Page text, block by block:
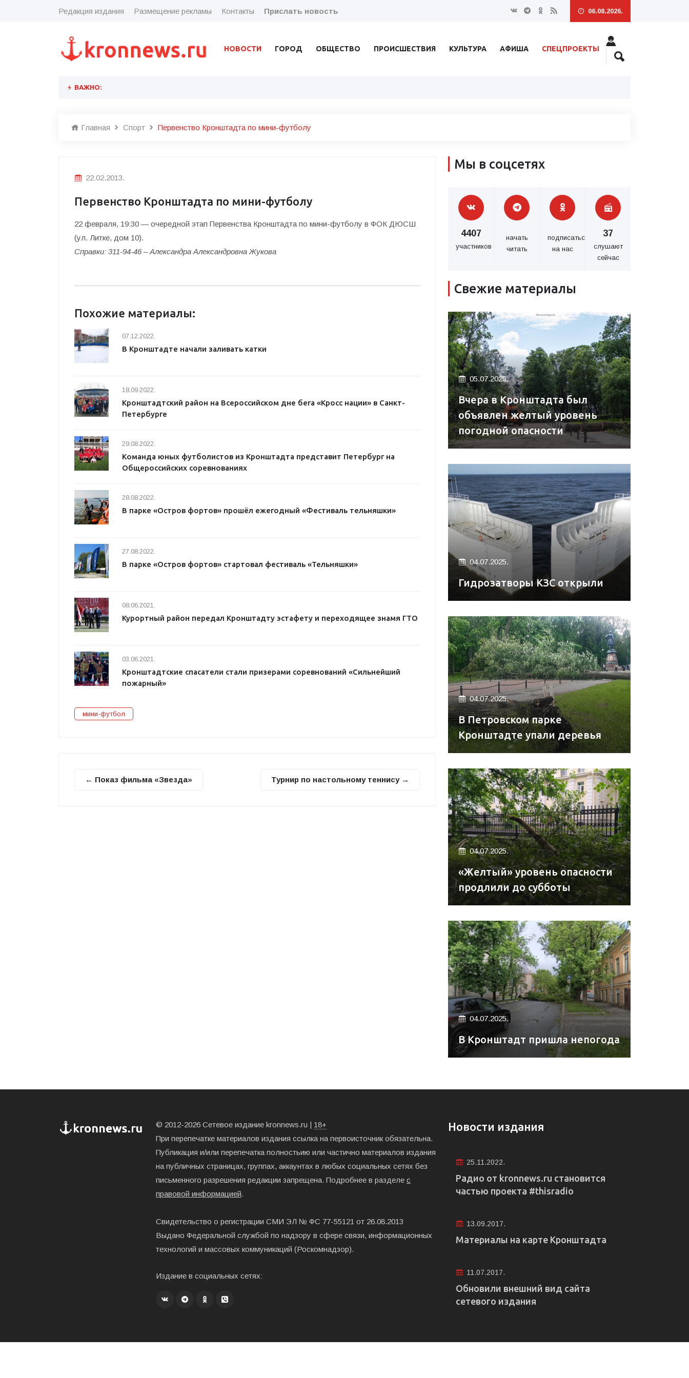
Редакция издания Размещение рекламы Контакты Прислать новость 06.08.2026.
НОВОСТИ ГОРОД ОБЩЕСТВО ПРОИСШЕСТВИЯ КУЛЬТУРА АФИША СПЕЦПРОЕКТЫ
ВАЖНО:
Главная Спорт Первенство Кронштадта по мини-футболу
22.02.2013.
Первенство Кронштадта по мини-футболу
22 февраля, 19:30 — очередной этап Первенства Кронштадта по мини-футболу в ФОК ДЮСШ
(ул. Литке, дом 10).
Справки: 311-94-46 – Александра Александровна Жукова
Похожие материалы:
07.12.2022.
В Кронштадте начали заливать катки
18.09.2022.
Кронштадтский район на Всероссийском дне бега «Кросс нации» в Санкт-
Петербурге
29.08.2022.
Команда юных футболистов из Кронштадта представит Петербург на
Общероссийских соревнованиях
28.08.2022.
В парке «Остров фортов» прошёл ежегодный «Фестиваль тельняшки»
27.08.2022.
В парке «Остров фортов» стартовал фестиваль «Тельняшки»
08.06.2021.
Курортный район передал Кронштадту эстафету и переходящее знамя ГТО
03.06.2021.
Кронштадтские спасатели стали призерами соревнований «Сильнейший
пожарный»
мини-футбол
← Показ фильма «Звезда» Турнир по настольному теннису →
Мы в соцсетях
4407
участников
начать
читать
подписаться
на нас
37
слушают
сейчас
Свежие материалы
05.07.2025.
Вчера в Кронштадта был
объявлен желтый уровень
погодной опасности
04.07.2025.
Гидрозатворы КЗС открыли
04.07.2025.
В Петровском парке
Кронштадте упали деревья
04.07.2025.
«Желтый» уровень опасности
продлили до субботы
04.07.2025.
В Кронштадт пришла непогода
© 2012-2026 Сетевое издание kronnews.ru | 18+
При перепечатке материалов издания ссылка на первоисточник обязательна.
Публикация и/или перепечатка полностьию или частично материалов издания
на публичных страницах, группах, аккаунтах в любых социальных сетях без
письменного разрешения редакции запрещена. Подробнее в разделе с
правовой информацией.
Свидетельство о регистрации СМИ ЭЛ № ФС 77-55121 от 26.08.2013
Выдано Федеральной службой по надзору в сфере связи, информационных
технологий и массовых коммуникаций (Роскомнадзор).
Издание в социальных сетях:
Новости издания
25.11.2022.
Радио от kronnews.ru становится
частью проекта #thisradio
13.09.2017.
Материалы на карте Кронштадта
11.07.2017.
Обновили внешний вид сайта
сетевого издания